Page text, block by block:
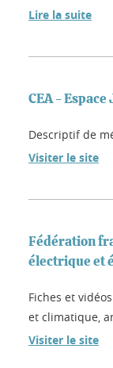
Lire la suite
CEA -
Descriptif de
Visiter le site
Fédération
électrique et
Fiches et
et climatique,
Visiter le site